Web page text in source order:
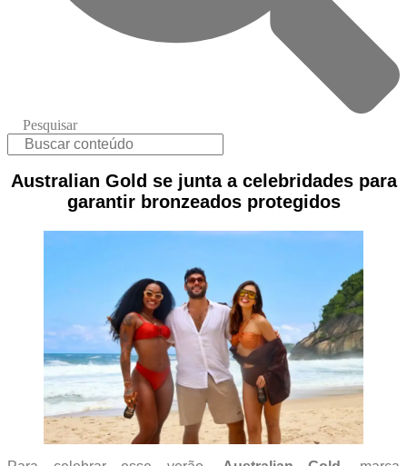
Pesquisar
Australian Gold se junta a celebridades para
garantir bronzeados protegidos